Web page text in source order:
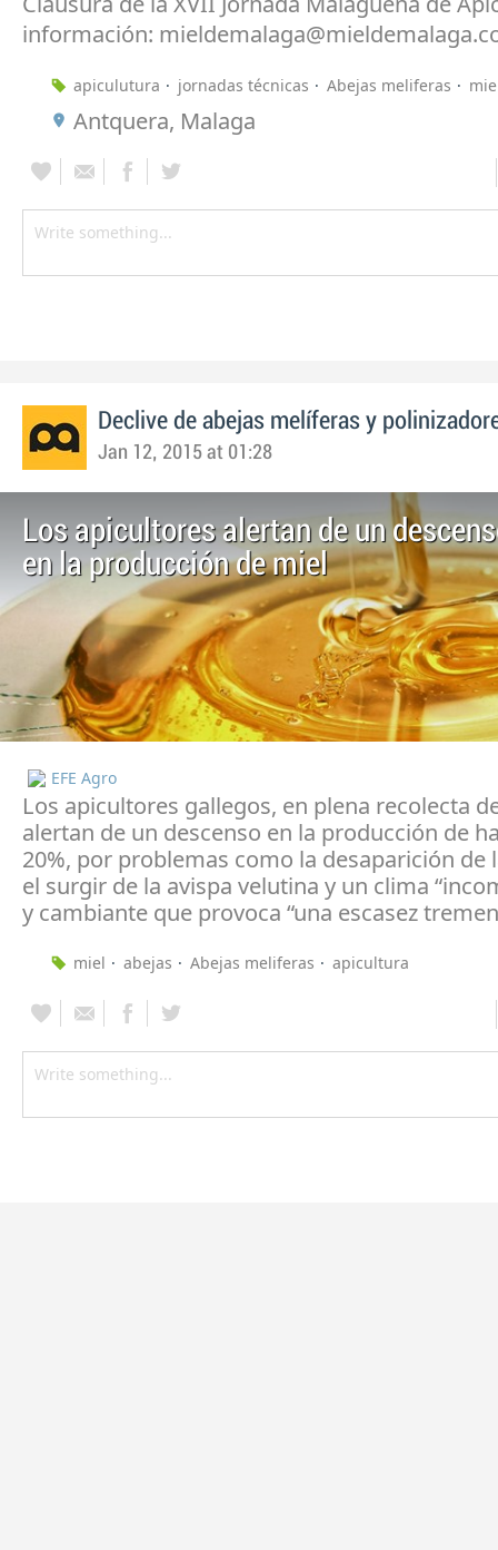
información:
apiculutura jornadas técnicas Abejas meliferas
Antquera, Malaga
Declive de abejas melíferas y
Jan 12, 2015 at 01:28
Los apicultores alertan de un
en la producción de miel
EFE Agro
Los apicultores gallegos, en plena recolecta
alertan de un descenso en la producción de
20%, por problemas como la desaparición de
el surgir de la avispa velutina y un clima
y cambiante que provoca “una escasez
miel abejas Abejas meliferas apicultura